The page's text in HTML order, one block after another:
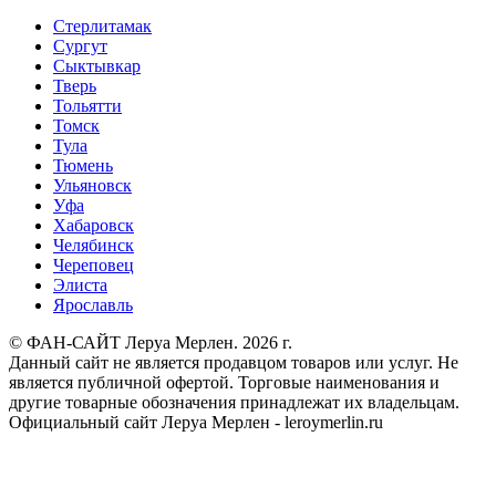
Стерлитамак
Сургут
Сыктывкар
Тверь
Тольятти
Томск
Тула
Тюмень
Ульяновск
Уфа
Хабаровск
Челябинск
Череповец
Элиста
Ярославль
© ФАН-САЙТ Леруа Мерлен. 2026 г.
Данный сайт не является продавцом товаров или услуг. Не
является публичной офертой. Торговые наименования и
другие товарные обозначения принадлежат их владельцам.
Официальный сайт Леруа Мерлен - leroymerlin.ru